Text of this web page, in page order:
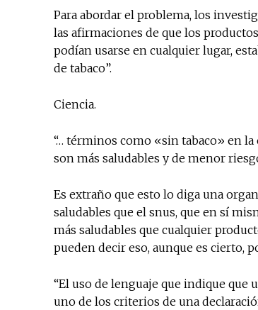
Para abordar el problema, los
las afirmaciones de que los
podían usarse en cualquier lugar,
de tabaco”.
Ciencia.
“… términos como «sin tabaco» en
son más saludables y de menor
Es extraño que esto lo diga una
saludables que el snus, que en sí
más saludables que cualquier
pueden decir eso, aunque es cierto,
“El uso de lenguaje que indique que
uno de los criterios de una